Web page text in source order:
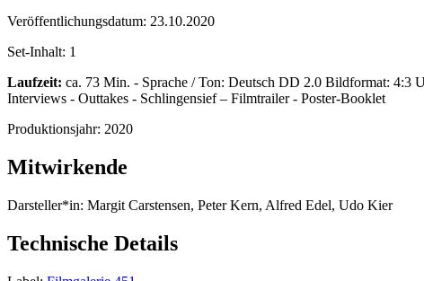
Veröffentlichungsdatum: 23.10.2020
Set-Inhalt: 1
Laufzeit: ca. 73 Min. - Sprache / Ton: Deutsch DD 2.0 Bildformat: 4:3
Interviews - Outtakes - Schlingensief – Filmtrailer - Poster-Booklet
Produktionsjahr: 2020
Mitwirkende
Darsteller*in: Margit Carstensen, Peter Kern, Alfred Edel, Udo Kier
Technische Details